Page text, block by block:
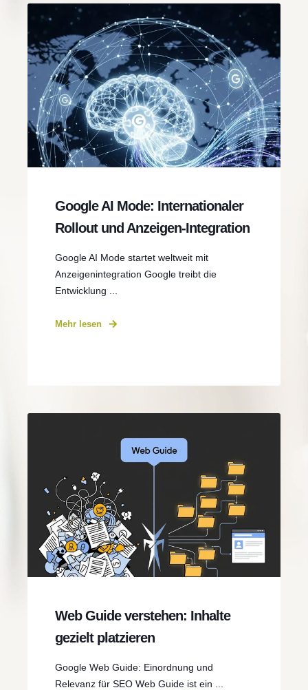
Google AI Mode: Internationaler
Rollout und Anzeigen-Integration
Google AI Mode startet weltweit mit
Anzeigenintegration Google treibt die
Entwicklung ...
Mehr lesen
Web Guide verstehen: Inhalte
gezielt platzieren
Google Web Guide: Einordnung und
Relevanz für SEO Web Guide ist ein ...